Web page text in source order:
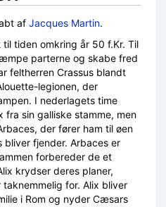
af Jacques Martin.
tiden omkring år 50 f.Kr. Til
parterne og skabe fred
feltherren Crassus blandt
legionen, der
I nederlagets time
fra sin galliske stamme, men
der fører ham til øen
bliver fjender. Arbaces er
forbereder de et
krydser deres planer,
for. Alix bliver
i Rom og nyder Cæsars